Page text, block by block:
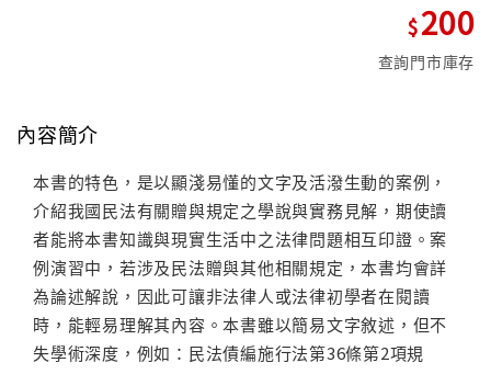
200
查詢門市庫存
內容簡介
本書的特色，是以顯淺易懂的文字及活潑生動的案例，
介紹我國民法有關贈與規定之學說與實務見解，期使讀
者能將本書知識與現實生活中之法律問題相互印證。案
例演習中，若涉及民法贈與其他相關規定，本書均會詳
為論述解說，因此可讓非法律人或法律初學者在閱讀
時，能輕易理解其內容。本書雖以簡易文字敘述，但不
失學術深度，例如：民法債編施行法第36條第2項規